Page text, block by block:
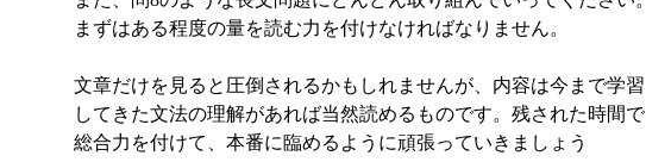
まずはある程度の量を読む力を付けなければなりません。
文章だけを見ると圧倒されるかもしれませんが、内容は今まで学習
してきた文法の理解があれば当然読めるものです。残された時間で
総合力を付けて、本番に臨めるように頑張っていきましょう